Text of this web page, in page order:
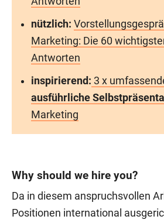
nützlich:
Marketing: Die 60
Antworten
inspirierend: 3 x
ausführliche
Marketing
Why should we hire you?
Da in diesem anspruchsvollen
Positionen international